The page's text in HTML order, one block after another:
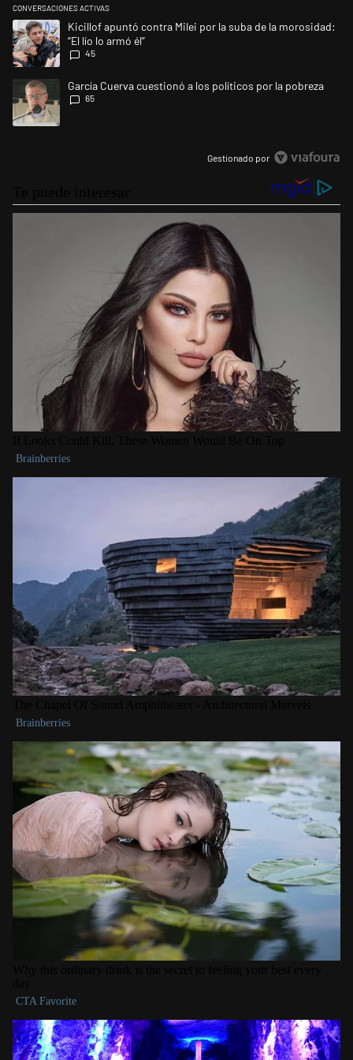
CONVERSACIONES ACTIVAS
Este listado muestra los artículos con más comentarios en los últimos
Un artículo de tendencia con el título "Kicillof apuntó contra Milei por
Kicillof apuntó contra Milei por la suba de la morosidad:
“El lío lo armó él”
45
Un artículo de tendencia con el título "García Cuerva cuestionó a los
García Cuerva cuestionó a los políticos por la pobreza
65
Gestionado por